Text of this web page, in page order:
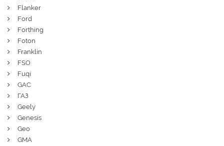
Flanker
Ford
Forthing
Foton
Franklin
FSO
Fuqi
GAC
ГАЗ
Geely
Genesis
Geo
GMA